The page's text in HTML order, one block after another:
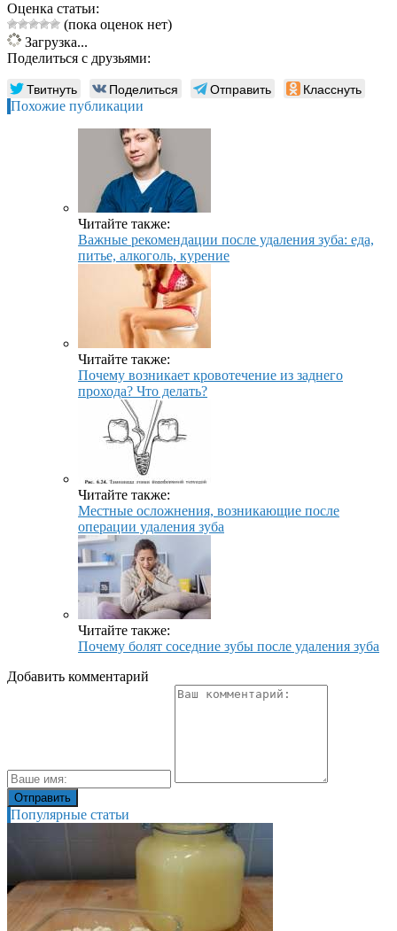
Оценка статьи:
(пока оценок нет)
Загрузка...
Поделиться с друзьями:
Твитнуть Поделиться Отправить Класснуть
Похожие публикации
Читайте также:
Важные рекомендации после удаления зуба: еда,
питье, алкоголь, курение
Читайте также:
Почему возникает кровотечение из заднего
прохода? Что делать?
Читайте также:
Местные осложнения, возникающие после
операции удаления зуба
Читайте также:
Почему болят соседние зубы после удаления зуба
Добавить комментарий
Популярные статьи